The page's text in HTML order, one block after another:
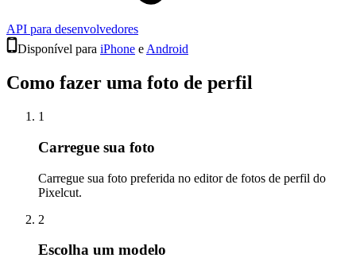
API para desenvolvedores
Disponível para iPhone e Android
Como fazer uma foto de perfil
1
Carregue sua foto
Carregue sua foto preferida no editor de fotos de perfil do
Pixelcut.
2
Escolha um modelo